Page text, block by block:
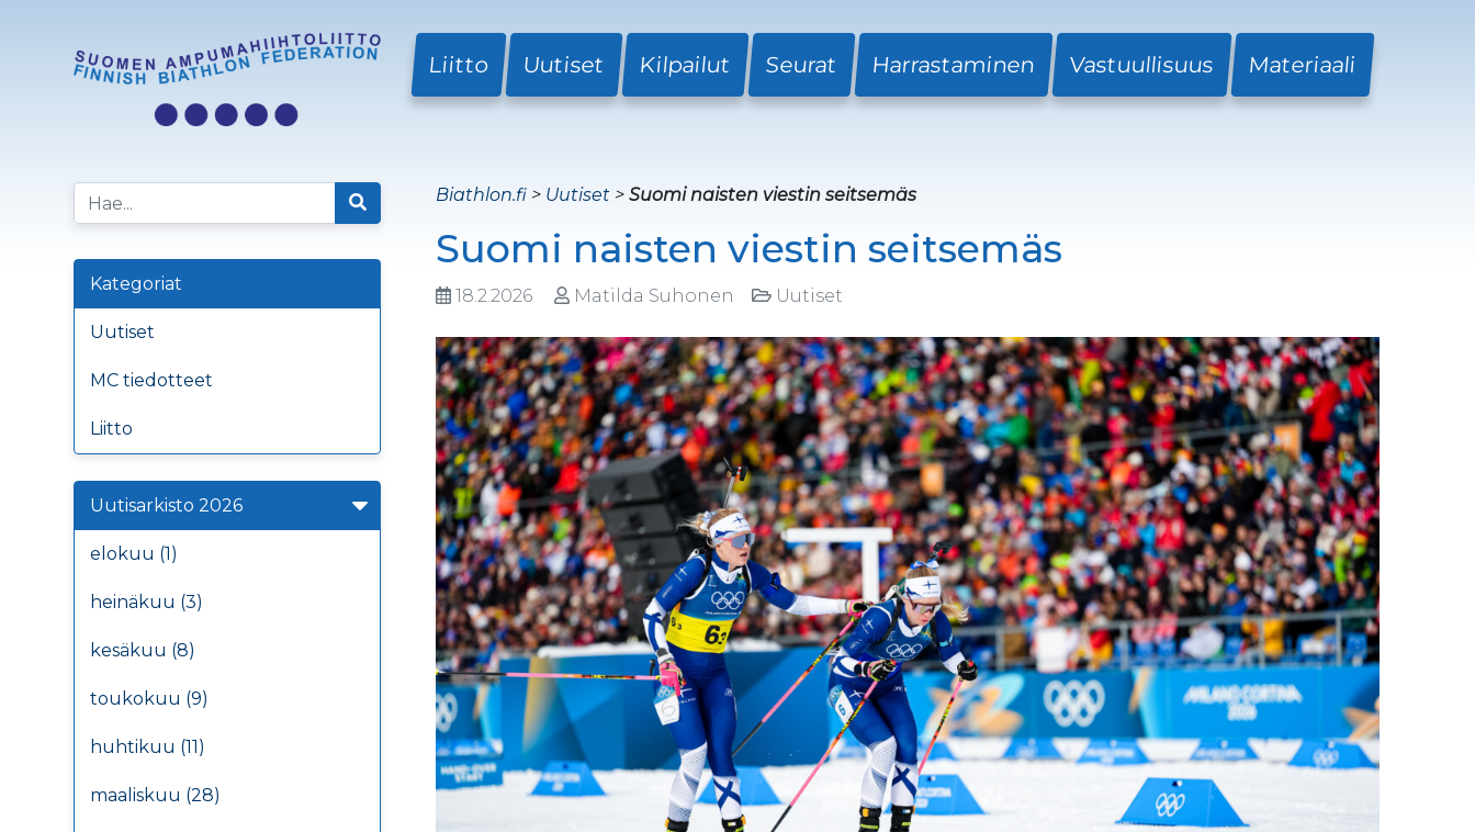
Liitto Uutiset Kilpailut Seurat Harrastaminen Vastuullisuus Materiaali
Kategoriat
Uutiset
MC tiedotteet
Liitto
Uutisarkisto 2026
elokuu (1)
heinäkuu (3)
kesäkuu (8)
toukokuu (9)
huhtikuu (11)
maaliskuu (28)
Biathlon.fi > Uutiset > Suomi naisten viestin seitsemäs
Suomi naisten viestin seitsemäs
18.2.2026 Matilda Suhonen Uutiset